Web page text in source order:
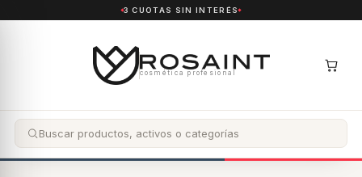
3 CUOTAS SIN INTERÉS
cosmética profesional